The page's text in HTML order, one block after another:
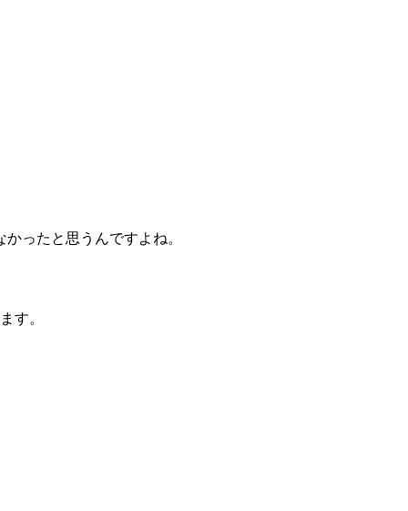
ったと思うんですよね。
す。